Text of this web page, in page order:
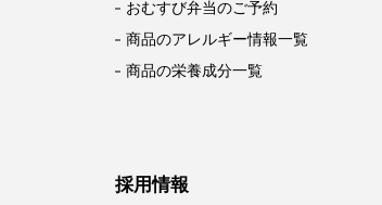
おむすび弁当のご予約
商品のアレルギー情報一覧
商品の栄養成分一覧
採用情報